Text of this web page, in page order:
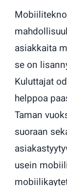
asiakkaita
se on
Kuluttajat
helppoa
Taman
suoraan
usein